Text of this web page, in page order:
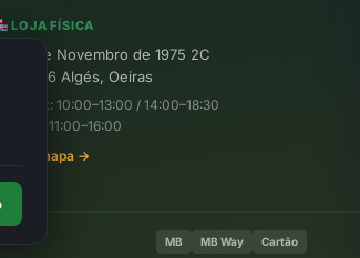
LOJA FÍSICA
R. 25 de Novembro de 1975 2C
1495-156 Algés, Oeiras
Seg–Sex: 10:00–13:00 / 14:00–18:30
Sábado: 11:00–16:00
Ver no mapa →
MB MB Way Cartão